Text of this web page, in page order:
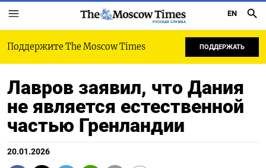
РУССКАЯ СЛУЖБА
EN
Поддержите The Moscow Times ПОДДЕРЖАТЬ
Лавров заявил, что Дания
не является естественной
частью Гренландии
20.01.2026